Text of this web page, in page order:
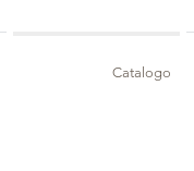
Catalogo